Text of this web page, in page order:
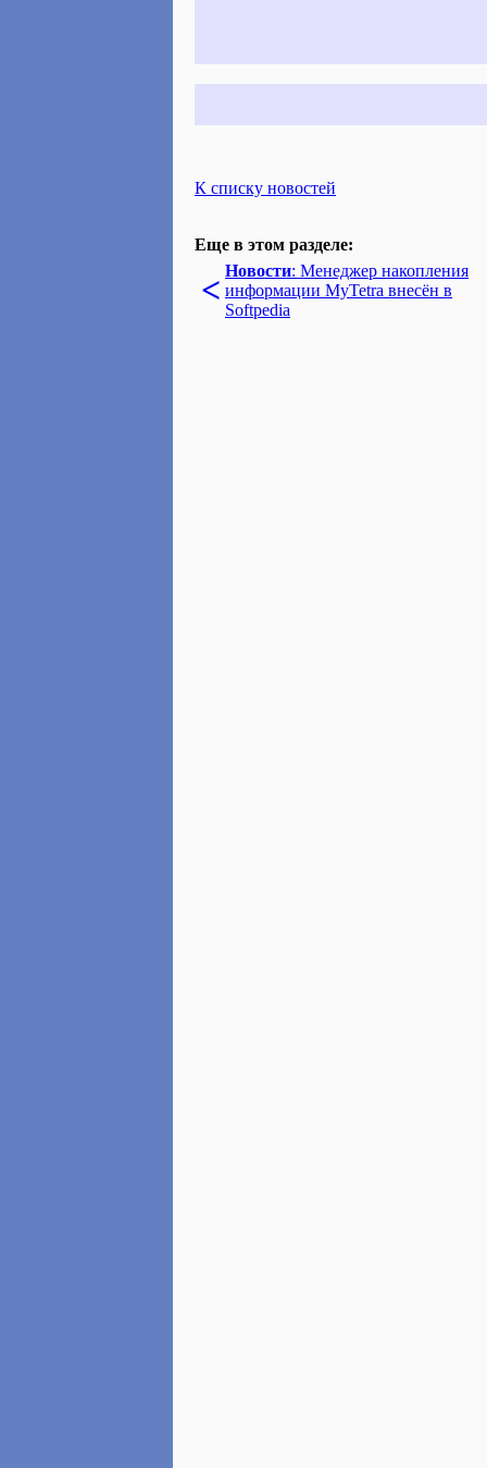
К списку новостей
Еще в этом разделе:
< Новости: Менеджер накопления
информации MyTetra внесён в
Softpedia